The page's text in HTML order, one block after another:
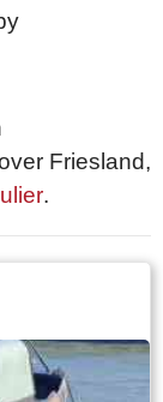
Friesland,
.